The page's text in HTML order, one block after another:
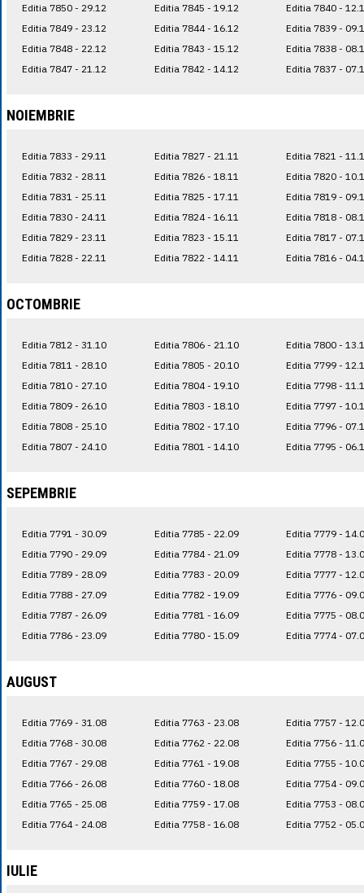
Editia 7850 - 29.12
Editia 7849 - 23.12
Editia 7848 - 22.12
Editia 7847 - 21.12
Editia 7845 - 19.12
Editia 7844 - 16.12
Editia 7843 - 15.12
Editia 7842 - 14.12
Editia 7840 -
Editia 7839 -
Editia 7838 -
Editia 7837 -
NOIEMBRIE
Editia 7833 - 29.11
Editia 7832 - 28.11
Editia 7831 - 25.11
Editia 7830 - 24.11
Editia 7829 - 23.11
Editia 7828 - 22.11
Editia 7827 - 21.11
Editia 7826 - 18.11
Editia 7825 - 17.11
Editia 7824 - 16.11
Editia 7823 - 15.11
Editia 7822 - 14.11
Editia 7821 -
Editia 7820 -
Editia 7819 -
Editia 7818 -
Editia 7817 -
Editia 7816 -
OCTOMBRIE
Editia 7812 - 31.10
Editia 7811 - 28.10
Editia 7810 - 27.10
Editia 7809 - 26.10
Editia 7808 - 25.10
Editia 7807 - 24.10
Editia 7806 - 21.10
Editia 7805 - 20.10
Editia 7804 - 19.10
Editia 7803 - 18.10
Editia 7802 - 17.10
Editia 7801 - 14.10
Editia 7800 -
Editia 7799 -
Editia 7798 -
Editia 7797 -
Editia 7796 -
Editia 7795 -
SEPEMBRIE
Editia 7791 - 30.09
Editia 7790 - 29.09
Editia 7789 - 28.09
Editia 7788 - 27.09
Editia 7787 - 26.09
Editia 7786 - 23.09
Editia 7785 - 22.09
Editia 7784 - 21.09
Editia 7783 - 20.09
Editia 7782 - 19.09
Editia 7781 - 16.09
Editia 7780 - 15.09
Editia 7779 -
Editia 7778 -
Editia 7777 -
Editia 7776 -
Editia 7775 -
Editia 7774 -
AUGUST
Editia 7769 - 31.08
Editia 7768 - 30.08
Editia 7767 - 29.08
Editia 7766 - 26.08
Editia 7765 - 25.08
Editia 7764 - 24.08
Editia 7763 - 23.08
Editia 7762 - 22.08
Editia 7761 - 19.08
Editia 7760 - 18.08
Editia 7759 - 17.08
Editia 7758 - 16.08
Editia 7757 -
Editia 7756 -
Editia 7755 -
Editia 7754 -
Editia 7753 -
Editia 7752 -
IULIE